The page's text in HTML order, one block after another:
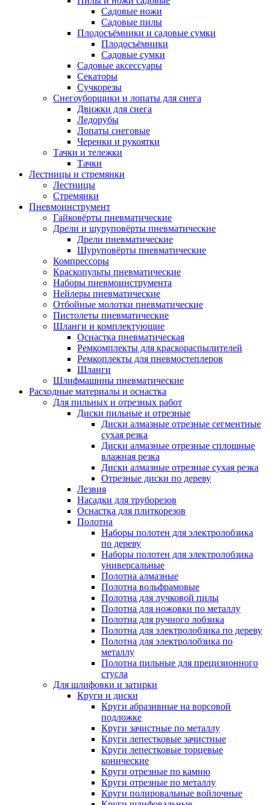
Садовые ножи
Садовые пилы
Плодосъёмники и садовые сумки
Плодосъёмники
Садовые сумки
Садовые аксессуары
Секаторы
Сучкорезы
Снегоуборщики и лопаты для снега
Движки для снега
Ледорубы
Лопаты снеговые
Черенки и рукоятки
Тачки и тележки
Тачки
Лестницы и стремянки
Лестницы
Стремянки
Пневмоинструмент
Гайковёрты пневматические
Дрели и шуруповёрты пневматические
Дрели пневматические
Шуруповёрты пневматические
Компрессоры
Краскопульты пневматические
Наборы пневмоинструмента
Нейлеры пневматические
Отбойные молотки пневматические
Пистолеты пневматические
Шланги и комплектующие
Оснастка пневматическая
Ремкомплекты для краскораспылителей
Ремкоплекты для пневмостеплеров
Шланги
Шлифмашины пневматические
Расходные материалы и оснастка
Для пильных и отрезных работ
Диски пильные и отрезные
Диски алмазные отрезные сегментные
сухая резка
Диски алмазные отрезные сплошные
влажная резка
Диски алмазные отрезные сухая резка
Отрезные диски по дереву
Лезвия
Насадки для труборезов
Оснастка для плиткорезов
Полотна
Наборы полотен для электролобзика
по дереву
Наборы полотен для электролобзика
универсальные
Полотна алмазные
Полотна вольфрамовые
Полотна для лучковой пилы
Полотна для ножовки по металлу
Полотна для ручного лобзика
Полотна для электролобзика по дереву
Полотна для электролобзика по
металлу
Полотна пильные для прецизионного
стусла
Для шлифовки и затирки
Круги и диски
Круги абразивные на ворсовой
подложке
Круги зачистные по металлу
Круги лепестковые зачистные
Круги лепестковые торцевые
конические
Круги отрезные по камню
Круги отрезные по металлу
Круги полировальные войлочные